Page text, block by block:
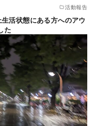
活動報告
活状態にある方へのアウ
た